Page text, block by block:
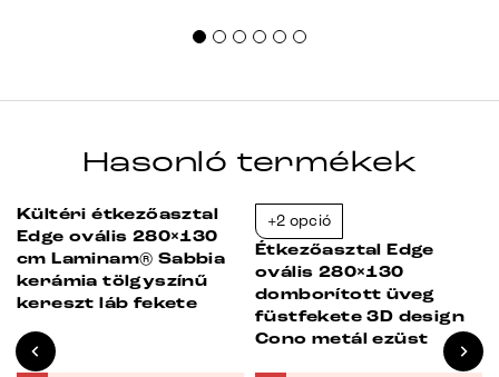
Hasonló termékek
-23%
Kültéri étkezőasztal
Edge ovális 280×130
cm Laminam® Sabbia
kerámia tölgyszínű
kereszt láb fekete
+2 opció
Étkezőasztal Edge
ovális 280×130
domborított üveg
füstfekete 3D design
Cono metál ezüst